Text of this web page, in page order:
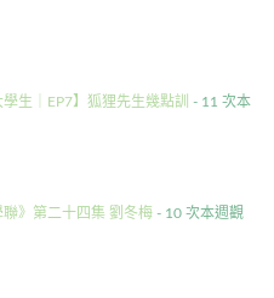
學生｜EP7】狐狸先生幾點訓 - 11 次本
聯》第二十四集 劉冬梅 - 10 次本週觀